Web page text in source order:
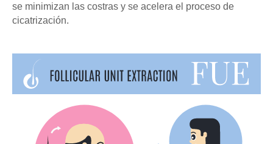
se minimizan las costras y se acelera el proceso de
cicatrización.